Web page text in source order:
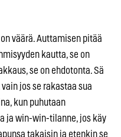
väärä. Auttamisen pitää
kautta, se on
se on ehdotonta. Sä
jos se rakastaa sua
kun puhutaan
ja win-win-tilanne, jos käy
takaisin ja etenkin se